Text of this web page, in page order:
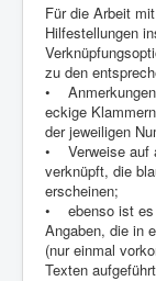
Für die Arbeit
Hilfestellungen
zu den
• Anmerkungen
eckige
der jeweiligen
• Verweise auf
verknüpft, die
erscheinen;
• ebenso ist es
Angaben, die in
(nur einmal
Texten